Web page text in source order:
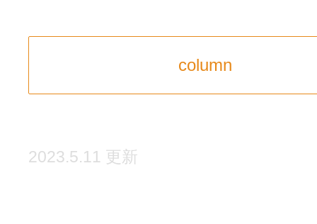
column
2023.5.11 更新